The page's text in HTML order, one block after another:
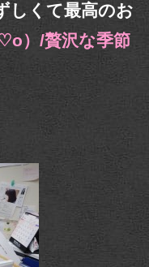
しくて最高のお
）/贅沢な季節